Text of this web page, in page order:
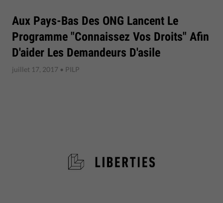
Aux Pays-Bas Des ONG Lancent Le
Programme "Connaissez Vos Droits" Afin
D'aider Les Demandeurs D'asile
juillet 17, 2017 • PILP